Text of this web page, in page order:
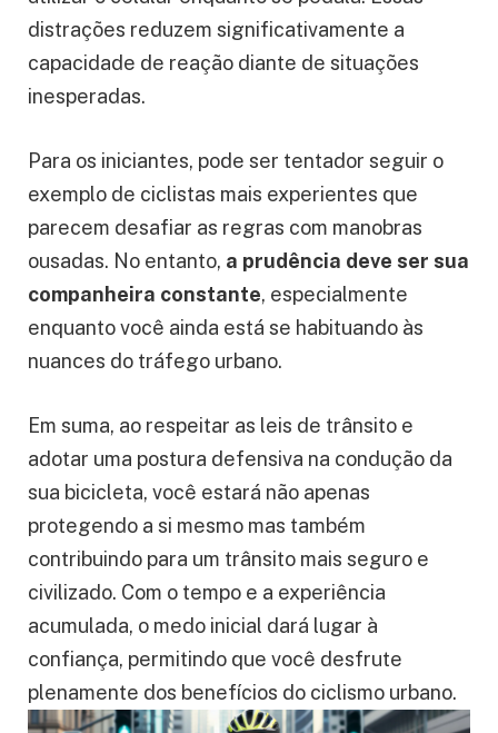
distrações reduzem significativamente a
capacidade de reação diante de situações
inesperadas.
Para os iniciantes, pode ser tentador seguir o
exemplo de ciclistas mais experientes que
parecem desafiar as regras com manobras
ousadas. No entanto, a prudência deve ser sua
companheira constante, especialmente
enquanto você ainda está se habituando às
nuances do tráfego urbano.
Em suma, ao respeitar as leis de trânsito e
adotar uma postura defensiva na condução da
sua bicicleta, você estará não apenas
protegendo a si mesmo mas também
contribuindo para um trânsito mais seguro e
civilizado. Com o tempo e a experiência
acumulada, o medo inicial dará lugar à
confiança, permitindo que você desfrute
plenamente dos benefícios do ciclismo urbano.